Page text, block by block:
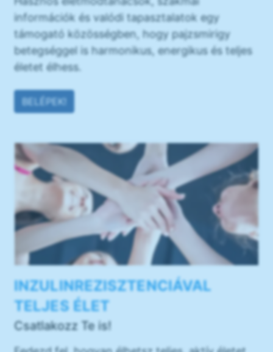
információk és valódi tapasztalatok egy
támogató közösségben, hogy pajzsmirigy
betegséggel is harmonikus, energikus és teljes
életet élhess.
BELÉPEK!
INZULINREZISZTENCIÁVAL
TELJES ÉLET
Csatlakozz Te is!